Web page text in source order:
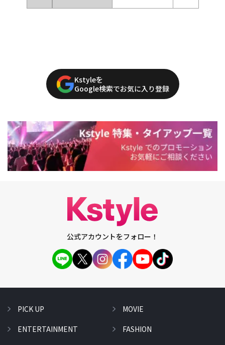
Kstyleを
Google検索でお気に入り登録
公式アカウントをフォロー！
PICK UP
ENTERTAINMENT
MOVIE
FASHION